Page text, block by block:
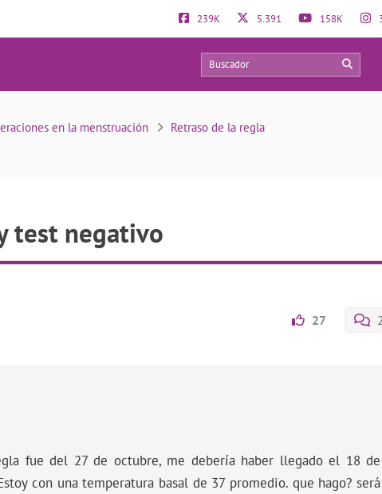
239K 5.391 158K
y test negativo
25 0
en la menstruación Retraso de la regla
test negativo
27
fue del 27 de octubre, me debería haber llegado el 18 de
con una temperatura basal de 37 promedio. que hago? será